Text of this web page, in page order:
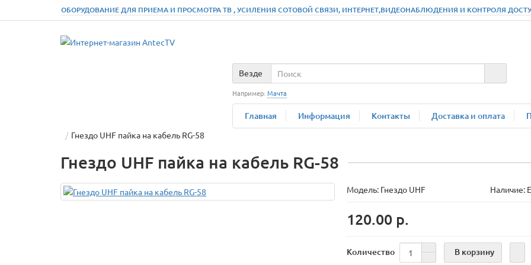
ОБОРУДОВАНИЕ ДЛЯ ПРИЕМА И ПРОСМОТРА ТВ , УСИЛЕНИЯ СОТОВОЙ СВЯЗИ, ИНТЕРНЕТ,ВИДЕОНАБЛЮДЕНИЯ И КОНТРОЛЯ
Везде
Например: Мачта
Главная Информация Контакты Доставка и оплата
Гнездо UHF пайка на кабель RG-58
Гнездо UHF пайка на кабель RG-58
Модель: Гнездо UHF Наличие:
120.00 р.
Количество В корзину